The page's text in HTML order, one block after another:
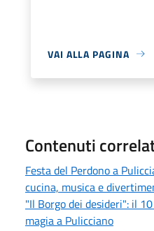
VAI ALLA PAGINA
Contenuti
Festa del Perdono a
cucina, musica e
"Il Borgo dei desideri": il
magia a Pulicciano